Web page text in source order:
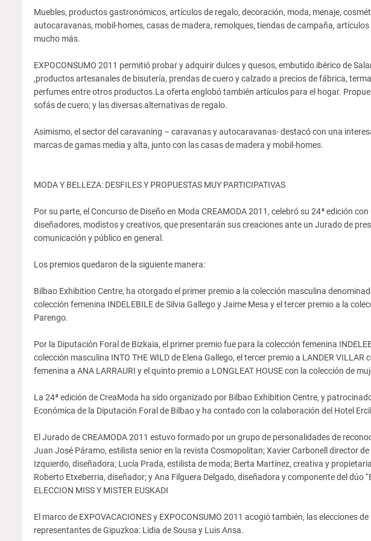
Muebles, productos gastronómicos, artículos de regalo, decoración, moda, menaje,
autocaravanas, mobil-homes, casas de madera, remolques, tiendas de campaña,
mucho más.
EXPOCONSUMO 2011 permitió probar y adquirir dulces y quesos, embutido ibérico de
,productos artesanales de bisutería, prendas de cuero y calzado a precios de fábrica,
perfumes entre otros productos.La oferta englobó también artículos para el hogar.
sofás de cuero; y las diversas alternativas de regalo.
Asimismo, el sector del caravaning – caravanas y autocaravanas- destacó con una
marcas de gamas media y alta, junto con las casas de madera y mobil-homes.
MODA Y BELLEZA: DESFILES Y PROPUESTAS MUY PARTICIPATIVAS
Por su parte, el Concurso de Diseño en Moda CREAMODA 2011, celebró su 24ª edición
diseñadores, modistos y creativos, que presentarán sus creaciones ante un Jurado de
comunicación y público en general.
Los premios quedaron de la siguiente manera:
Bilbao Exhibition Centre, ha otorgado el primer premio a la colección masculina
colección femenina INDELEBILE de Silvia Gallego y Jaime Mesa y el tercer premio a la
Parengo.
Por la Diputación Foral de Bizkaia, el primer premio fue para la colección femenina
colección masculina INTO THE WILD de Elena Gallego, el tercer premio a LANDER
femenina a ANA LARRAURI y el quinto premio a LONGLEAT HOUSE con la colección de
La 24ª edición de CreaModa ha sido organizado por Bilbao Exhibition Centre, y
Económica de la Diputación Foral de Bilbao y ha contado con la colaboración del Hotel
El Jurado de CREAMODA 2011 estuvo formado por un grupo de personalidades de
Juan José Páramo, estilista senior en la revista Cosmopolitan; Xavier Carbonell director
Izquierdo, diseñadora; Lucía Prada, estilista de moda; Berta Martínez, creativa y
Roberto Etxeberria, diseñador; y Ana Filguera Delgado, diseñadora y componente del dúo
ELECCION MISS Y MISTER EUSKADI
El marco de EXPOVACACIONES y EXPOCONSUMO 2011 acogió también, las elecciones
representantes de Gipuzkoa: Lidia de Sousa y Luis Ansa.